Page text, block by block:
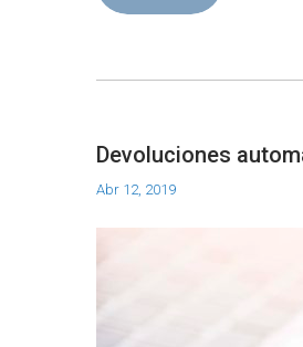
Devoluciones
Abr 12, 2019